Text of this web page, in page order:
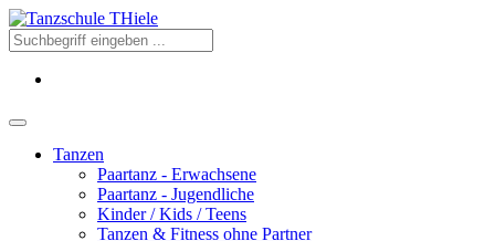
Tanzen
Paartanz - Erwachsene
Paartanz - Jugendliche
Kinder / Kids / Teens
Tanzen & Fitness ohne Partner